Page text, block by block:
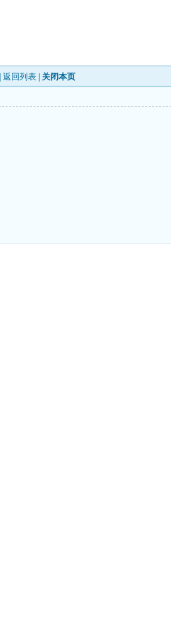
返回列表 关闭本页